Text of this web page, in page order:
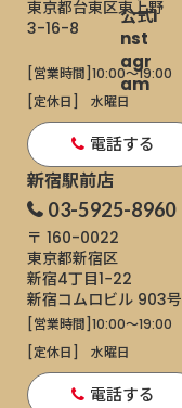
東京都台東区東上野
3-16-8
[営業時間]10:00～19:00
[定休日]
水曜日
電話する
新宿駅前店
03-5925-8960
〒 160-0022
東京都新宿区
新宿4丁目1−22
新宿コムロビル 903号
[営業時間]10:00～19:00
[定休日]
水曜日
電話する